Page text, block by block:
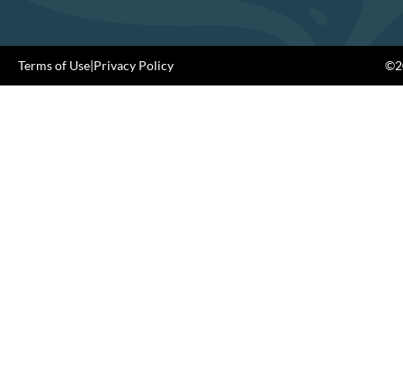
Terms of Use|Privacy Policy